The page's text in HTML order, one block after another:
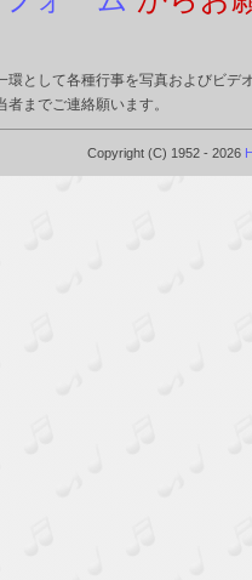
として各種行事を写真およびビ
までご連絡願います。
Copyright (C) 1952 - 2026